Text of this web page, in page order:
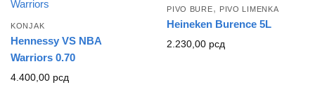
KONJAK
Hennessy VS NBA
Warriors 0.70
4.400,00 рсд
PIVO BURE, PIVO LIMENKA
Heineken Burence 5L
2.230,00 рсд